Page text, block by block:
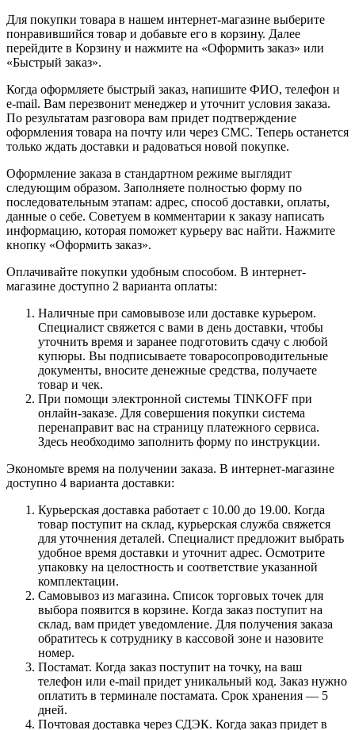
Для покупки товара в нашем интернет-магазине выберите
понравившийся товар и добавьте его в корзину. Далее
перейдите в Корзину и нажмите на «Оформить заказ» или
«Быстрый заказ».
Когда оформляете быстрый заказ, напишите ФИО, телефон и
e-mail. Вам перезвонит менеджер и уточнит условия заказа.
По результатам разговора вам придет подтверждение
оформления товара на почту или через СМС. Теперь останется
только ждать доставки и радоваться новой покупке.
Оформление заказа в стандартном режиме выглядит
следующим образом. Заполняете полностью форму по
последовательным этапам: адрес, способ доставки, оплаты,
данные о себе. Советуем в комментарии к заказу написать
информацию, которая поможет курьеру вас найти. Нажмите
кнопку «Оформить заказ».
Оплачивайте покупки удобным способом. В интернет-
магазине доступно 2 варианта оплаты:
Наличные при самовывозе или доставке курьером.
Специалист свяжется с вами в день доставки, чтобы
уточнить время и заранее подготовить сдачу с любой
купюры. Вы подписываете товаросопроводительные
документы, вносите денежные средства, получаете
товар и чек.
При помощи электронной системы TINKOFF при
онлайн-заказе. Для совершения покупки система
перенаправит вас на страницу платежного сервиса.
Здесь необходимо заполнить форму по инструкции.
Экономьте время на получении заказа. В интернет-магазине
доступно 4 варианта доставки:
Курьерская доставка работает с 10.00 до 19.00. Когда
товар поступит на склад, курьерская служба свяжется
для уточнения деталей. Специалист предложит выбрать
удобное время доставки и уточнит адрес. Осмотрите
упаковку на целостность и соответствие указанной
комплектации.
Самовывоз из магазина. Список торговых точек для
выбора появится в корзине. Когда заказ поступит на
склад, вам придет уведомление. Для получения заказа
обратитесь к сотруднику в кассовой зоне и назовите
номер.
Постамат. Когда заказ поступит на точку, на ваш
телефон или e-mail придет уникальный код. Заказ нужно
оплатить в терминале постамата. Срок хранения — 5
дней.
Почтовая доставка через СДЭК. Когда заказ придет в